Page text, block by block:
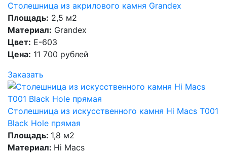
Столешница из акрилового камня Grandex
Площадь: 2,5 м2
Материал: Grandex
Цвет: E-603
Цена: 11 700 рублей
Заказать
Столешница из искусственного камня Hi Macs T001
Black Hole прямая
Площадь: 1,8 м2
Материал: Hi Macs